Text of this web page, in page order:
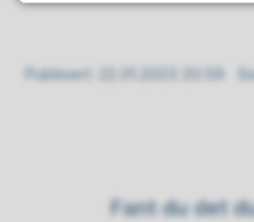
Publisert 22.01.2023 20:59
Fant du det